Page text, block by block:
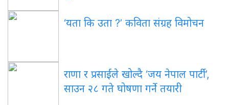
‘यता कि उता ?’ कविता संग्रह विमोचन
राणा र प्रसाईंले खोल्दै ‘जय नेपाल पार्टी’,
साउन २८ गते घोषणा गर्ने तयारी